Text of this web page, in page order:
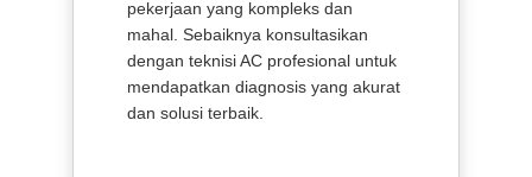
pekerjaan yang kompleks dan
mahal. Sebaiknya konsultasikan
dengan teknisi AC profesional untuk
mendapatkan diagnosis yang akurat
dan solusi terbaik.